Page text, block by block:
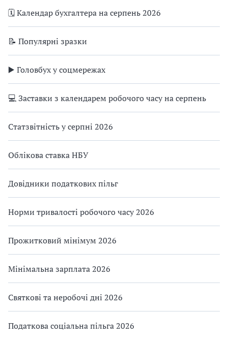
🗓️ Календар бухгалтера на серпень 2026
📝 Популярні зразки
▶️ Головбух у соцмережах
💻 Заставки з календарем робочого часу на серпень
Статзвітність у серпні 2026
Облікова ставка НБУ
Довідники податкових пільг
Норми тривалості робочого часу 2026
Прожитковий мінімум 2026
Мінімальна зарплата 2026
Святкові та неробочі дні 2026
Податкова соціальна пільга 2026